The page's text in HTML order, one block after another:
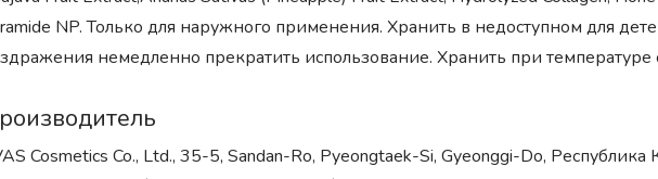
NP. Только для наружного применения. Хранить в недоступном для
немедленно прекратить использование. Хранить при
Cosmetics Co., Ltd., 35-5, Sandan-Ro, Pyeongtaek-Si, Gyeonggi-Do,